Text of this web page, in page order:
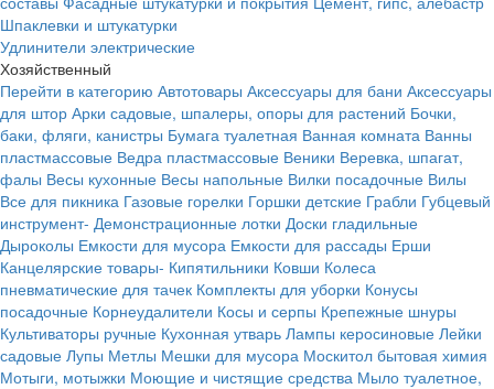
Шпаклевки и штукатурки
Удлинители электрические
Хозяйственный
Перейти в категорию Автотовары Аксессуары для бани Аксессуары
для штор Арки садовые, шпалеры, опоры для растений Бочки,
баки, фляги, канистры Бумага туалетная Ванная комната Ванны
пластмассовые Ведра пластмассовые Веники Веревка, шпагат,
фалы Весы кухонные Весы напольные Вилки посадочные Вилы
Все для пикника Газовые горелки Горшки детские Грабли Губцевый
инструмент- Демонстрационные лотки Доски гладильные
Дыроколы Емкости для мусора Емкости для рассады Ерши
Канцелярские товары- Кипятильники Ковши Колеса
пневматические для тачек Комплекты для уборки Конусы
посадочные Корнеудалители Косы и серпы Крепежные шнуры
Культиваторы ручные Кухонная утварь Лампы керосиновые Лейки
садовые Лупы Метлы Мешки для мусора Москитол бытовая химия
Мотыги, мотыжки Моющие и чистящие средства Мыло туалетное,